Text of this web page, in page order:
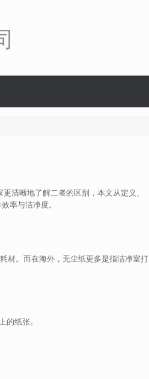
清晰地了解二者的区别，本文从定义、
率与洁净度。
材。而在海外，无尘纸更多是指洁净室打
纸张。